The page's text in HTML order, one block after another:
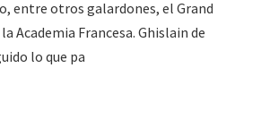
entre otros galardones, el Grand
Academia Francesa. Ghislain de
lo que pa